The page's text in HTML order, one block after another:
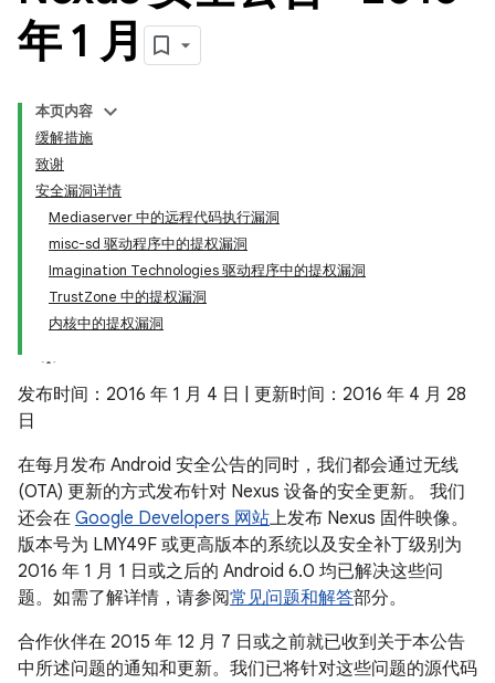
年 1 月
本页内容
缓解措施
致谢
安全漏洞详情
Mediaserver 中的远程代码执行漏洞
misc-sd 驱动程序中的提权漏洞
Imagination Technologies 驱动程序中的提权漏洞
TrustZone 中的提权漏洞
内核中的提权漏洞
发布时间：2016 年 1 月 4 日 | 更新时间：2016 年 4 月 28
日
在每月发布 Android 安全公告的同时，我们都会通过无线
(OTA) 更新的方式发布针对 Nexus 设备的安全更新。 我们
还会在 Google Developers 网站上发布 Nexus 固件映像。
版本号为 LMY49F 或更高版本的系统以及安全补丁级别为
2016 年 1 月 1 日或之后的 Android 6.0 均已解决这些问
题。如需了解详情，请参阅常见问题和解答部分。
合作伙伴在 2015 年 12 月 7 日或之前就已收到关于本公告
中所述问题的通知和更新。我们已将针对这些问题的源代码